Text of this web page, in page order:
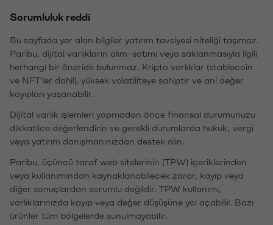
Sorumluluk reddi
Bu sayfada yer alan bilgiler yatırım tavsiyesi niteliği taşımaz.
Paribu, dijital varlıkların alım-satımı veya saklanmasıyla ilgili
herhangi bir öneride bulunmaz. Kripto varlıklar (stablecoin
ve NFT'ler dahil), yüksek volatiliteye sahiptir ve ani değer
kayıpları yaşanabilir.
Dijital varlık işlemleri yapmadan önce finansal durumunuzu
dikkatlice değerlendirin ve gerekli durumlarda hukuk, vergi
veya yatırım danışmanınızdan destek alın.
Paribu, üçüncü taraf web sitelerinin (TPW) içeriklerinden
veya kullanımından kaynaklanabilecek zarar, kayıp veya
diğer sonuçlardan sorumlu değildir. TPW kullanımı,
varlıklarınızda kayıp veya değer düşüşüne yol açabilir. Bazı
ürünler tüm bölgelerde sunulmayabilir.